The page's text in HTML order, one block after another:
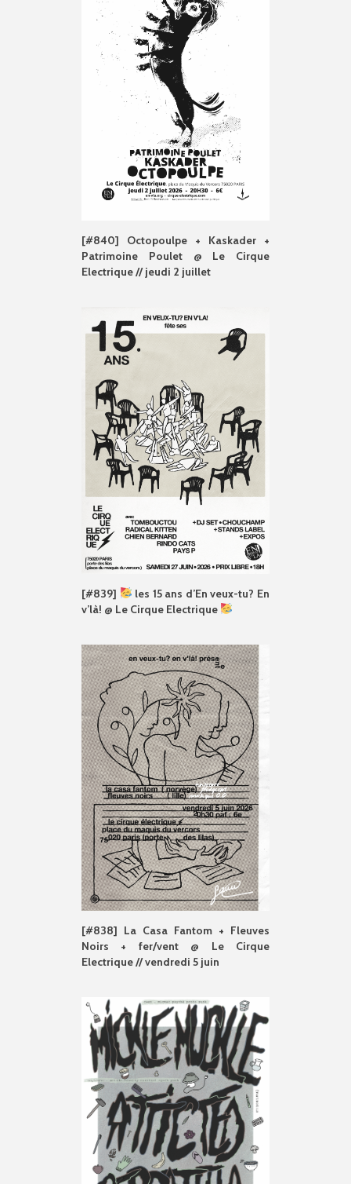
[#840] Octopoulpe + Kaskader +
Patrimoine Poulet @ Le Cirque
Electrique // jeudi 2 juillet
[#839]
les 15 ans d’En veux-tu? En
v’là! @ Le Cirque Electrique
[#838] La Casa Fantom + Fleuves
Noirs + fer/vent @ Le Cirque
Electrique // vendredi 5 juin